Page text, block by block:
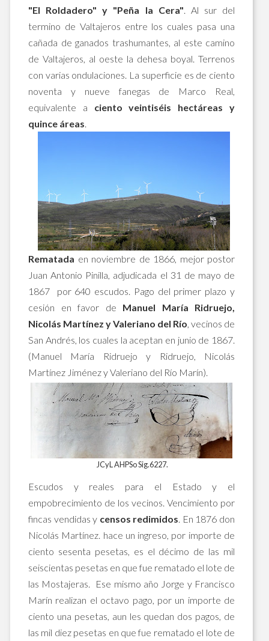
"El Roldadero" y "Peña la Cera" . Al sur del
termino de Valtajeros entre los cuales pasa una
cañada de ganados trashumantes, al este camino
de Valtajeros, al oeste la dehesa boyal. Terrenos
con varias ondulaciones. La superficie es de ciento
noventa y nueve fanegas de Marco Real,
equivalente a ciento veintiséis hectáreas y
quince áreas
Rematada en noviembre de 1866, mejor postor
Juan Antonio Pinilla, adjudicada el 31 de mayo de
1867 por 640 escudos. Pago del primer plazo y
cesión en favor de Manuel María Ridruejo,
Nicolás Martínez y Valeriano del Río , vecinos de
San Andrés, los cuales la aceptan en junio de 1867.
(Manuel María Ridruejo y Ridruejo, Nicolás
Martínez Jiménez y Valeriano del Río Marín).
JCyL AHPSo Sig.6227.
Escudos y reales para el Estado y el
empobrecimiento de los vecinos. Vencimiento por
fincas vendidas y censos redimidos . En 1876 don
Nicolás Martínez. hace un ingreso, por importe de
ciento sesenta pesetas, es el décimo de las mil
seiscientas pesetas en que fue rematado el lote de
las Mostajeras. Ese mismo año Jorge y Francisco
Marín realizan el octavo pago, por un importe de
ciento una pesetas, aun les quedan dos pagos, de
las mil diez pesetas en que fue rematado el lote de